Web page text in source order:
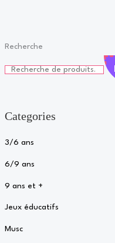
Recherche
Categories
3/6 ans
6/9 ans
9 ans et +
Jeux éducatifs
Musc